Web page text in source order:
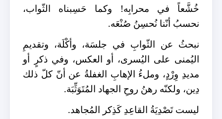
خُشَّعاً في محرابِه! وكما حَسِبناه الثّواب،
نحسبُ أنّنا نُحسِنُ صُنْعَه.
نبحثُ عن الثّوابِ في جلسَة، وأكْلَة، وتقديمِ
اليُمنى على اليُسرى، أو العكس، وفي ذكرٍ أو
مديدِ وِرْدٍ، وملءُ الإهابِ الغفلةُ عن أنّ كلّ ذلك
دِين، ولكنّه رهنُ روحِ الجهاد المُتَوَثِّبَة.
ليست تَصْدِيَةُ القاعِدِ كَذِكر المُجاهد.